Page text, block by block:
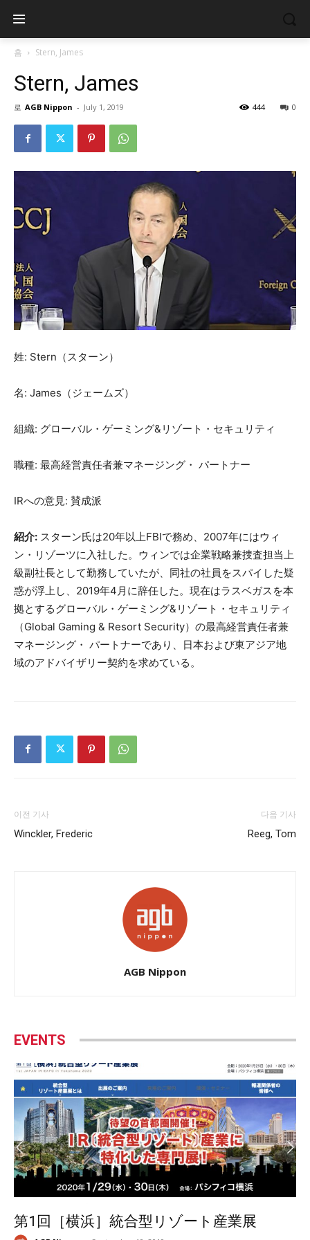
홈 Stern, James
Stern, James
로 AGB Nippon - July 1, 2019 0
444
姓: Stern（スターン）
名: James（ジェームズ）
組織: グローバル・ゲーミング&リゾート・セキュリティ
職種: 最高経営責任者兼マネージング・ パートナー
IRへの意見: 賛成派
紹介: スターン氏は20年以上FBIで務め、2007年にはウィ
ン・リゾーツに入社した。ウィンでは企業戦略兼捜査担当上
級副社長として勤務していたが、同社の社員をスパイした疑
惑が浮上し、2019年4月に辞任した。現在はラスベガスを本
拠とするグローバル・ゲーミング&リゾート・セキュリティ
（Global Gaming & Resort Security）の最高経営責任者兼
マネージング・ パートナーであり、日本および東アジア地
域のアドバイザリー契約を求めている。
이전 기사
Winckler, Frederic
다음 기사
Reeg, Tom
AGB Nippon
EVENTS
第1回［横浜］統合型リゾート産業展